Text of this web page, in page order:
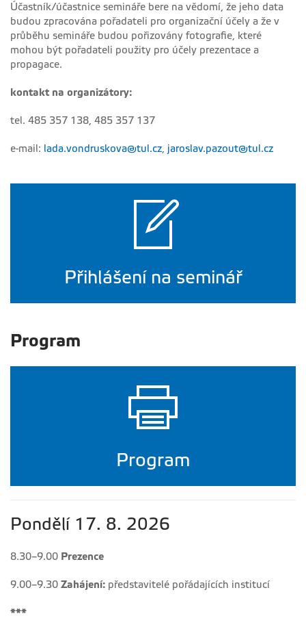
Účastník/účastnice semináře bere na vědomí, že jeho data
budou zpracována pořadateli pro organizační účely a že v
průběhu semináře budou pořizovány fotografie, které
mohou být pořadateli použity pro účely prezentace a
propagace.
kontakt na organizátory:
tel. 485 357 138, 485 357 137
e-mail: lada.vondruskova@tul.cz, jaroslav.pazout@tul.cz
Přihlášení na seminář
Program
Program
Pondělí 17. 8. 2026
8.30–9.00 Prezence
9.00–9.30 Zahájení: představitelé pořádajících institucí
***